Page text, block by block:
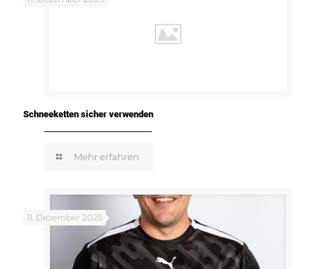
Schneeketten sicher verwenden
Mehr erfahren
11. Dezember 2025